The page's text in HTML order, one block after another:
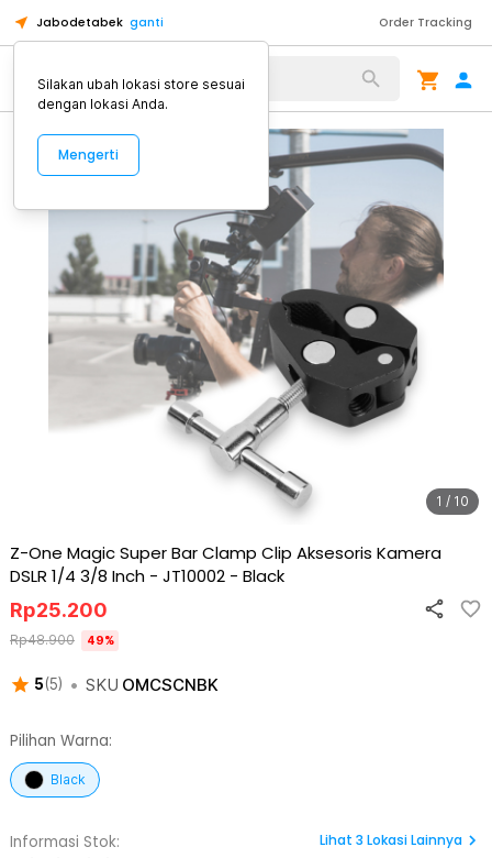
Jabodetabek ganti Order Tracking
Alat Kopi
1 / 10
Z-One Magic Super Bar Clamp Clip Aksesoris Kamera
DSLR 1/4 3/8 Inch - JT10002 - Black
5(5) • SKU OMCSCNBK
Rp25.200
Rp48.900 49%
Pilihan Warna:
Black
Informasi Stok:
Lihat 3 Lokasi Lainnya
Silakan ubah lokasi store sesuai
dengan lokasi Anda.
Mengerti